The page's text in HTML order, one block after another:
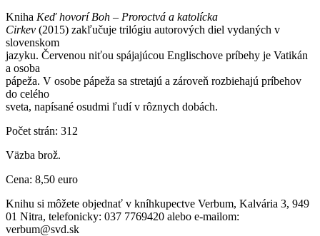
Kniha Keď hovorí Boh – Proroctvá a katolícka
Cirkev (2015) zakľučuje trilógiu autorových diel vydaných v
slovenskom
jazyku. Červenou niťou spájajúcou Englischove príbehy je Vatikán
a osoba
pápeža. V osobe pápeža sa stretajú a zároveň rozbiehajú príbehov
do celého
sveta, napísané osudmi ľudí v rôznych dobách.
Počet strán: 312
Väzba brož.
Cena: 8,50 euro
Knihu si môžete objednať v kníhkupectve Verbum, Kalvária 3, 949
01 Nitra, telefonicky: 037 7769420 alebo e-mailom:
verbum@svd.sk